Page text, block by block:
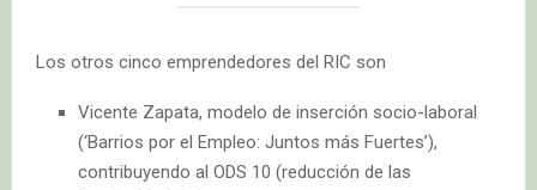
Los otros cinco emprendedores del RIC son
Vicente Zapata, modelo de inserción socio-laboral
(‘Barrios por el Empleo: Juntos más Fuertes’),
contribuyendo al ODS 10 (reducción de las